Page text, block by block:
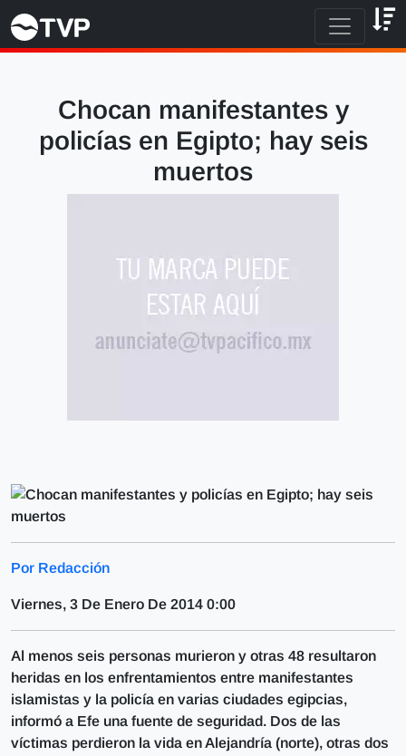
Chocan manifestantes y
policías en Egipto; hay seis
muertos
Por Redacción
Viernes, 3 De Enero De 2014 0:00
Al menos seis personas murieron y otras 48 resultaron
heridas en los enfrentamientos entre manifestantes
islamistas y la policía en varias ciudades egipcias,
informó a Efe una fuente de seguridad. Dos de las
víctimas perdieron la vida en Alejandría (norte), otras dos